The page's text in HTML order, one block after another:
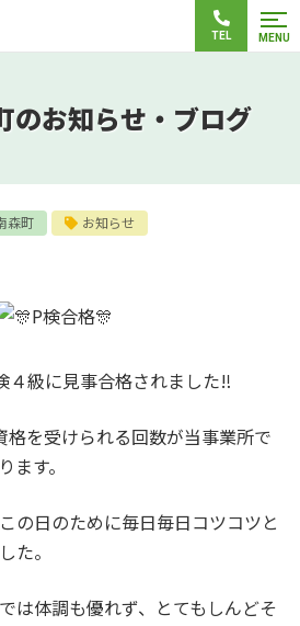
TEL MENU
のお知らせ・ブログ
森町 お知らせ
４級に見事合格されました‼
格を受けられる回数が当事業所で
ます。
の日のために毎日毎日コツコツと
た。
は体調も優れず、とてもしんどそ